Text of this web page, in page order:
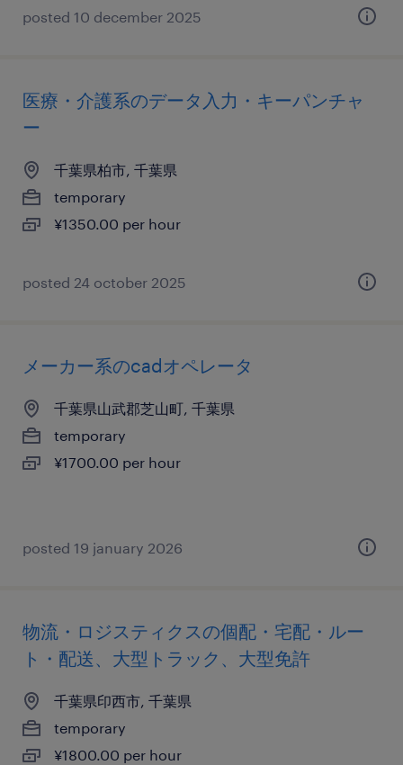
posted 10 december 2025
医療・介護系のデータ入力・キーパンチャ
ー
千葉県柏市, 千葉県
temporary
¥1350.00 per hour
posted 24 october 2025
メーカー系のcadオペレータ
千葉県山武郡芝山町, 千葉県
temporary
¥1700.00 per hour
posted 19 january 2026
物流・ロジスティクスの個配・宅配・ルー
ト・配送、大型トラック、大型免許
千葉県印西市, 千葉県
temporary
¥1800.00 per hour